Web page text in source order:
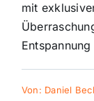
Galerie
mit
Von: Daniel